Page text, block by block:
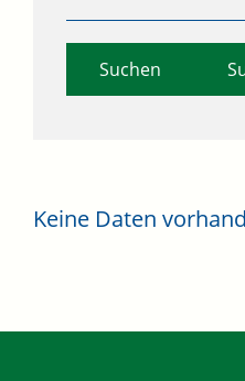
Keine Daten